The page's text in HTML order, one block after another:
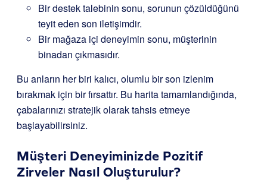
Bir destek talebinin sonu, sorunun çözüldüğünü
teyit eden son iletişimdir.
Bir mağaza içi deneyimin sonu, müşterinin
binadan çıkmasıdır.
Bu anların her biri kalıcı, olumlu bir son izlenim
bırakmak için bir fırsattır. Bu harita tamamlandığında,
çabalarınızı stratejik olarak tahsis etmeye
başlayabilirsiniz.
Müşteri Deneyiminizde Pozitif
Zirveler Nasıl Oluşturulur?